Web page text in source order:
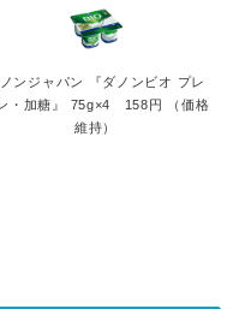
ンジャパン 『ダノンビオ プレ
・加糖』 75g×4 158円 （価格
維持）